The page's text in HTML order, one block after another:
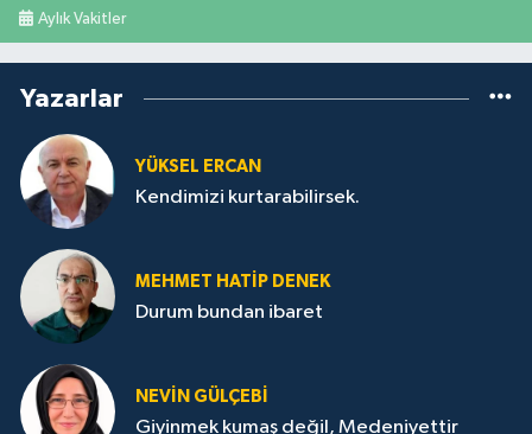
Aylık Vakitler
Yazarlar
YÜKSEL ERCAN
Kendimizi kurtarabilirsek.
MEHMET HATİP DENEK
Durum bundan ibaret
NEVİN GÜLÇEBİ
Giyinmek kumaş değil, Medeniyettir